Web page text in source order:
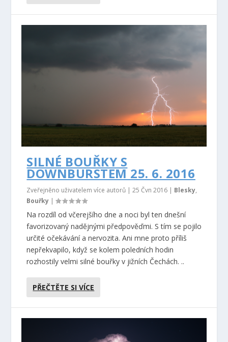
SILNÉ BOUŘKY S
DOWNBURSTEM 25. 6. 2016
Zveřejněno uživatelem více autorů |25 Čvn 2016 | Blesky,
Bouřky |
Na rozdíl od včerejšího dne a noci byl ten dnešní
favorizovaný nadějnými předpověďmi. S tím se pojilo
určité očekávání a nervozita. Ani mne proto příliš
nepřekvapilo, když se kolem poledních hodin
rozhostily velmi silné bouřky v jižních Čechách. ..
PŘEČTĚTE SI VÍCE